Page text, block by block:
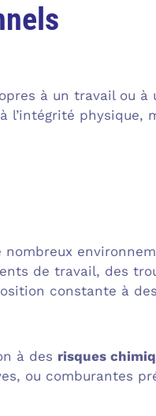
à un travail ou à
physique,
de travail, des
constante à
à des risques
ou comburantes